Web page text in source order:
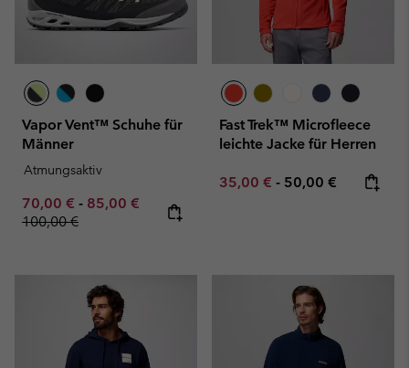
Vapor Vent™ Schuhe für
Männer
Atmungsaktiv
Minimum sale price:
70,00 € - Maximum sale price:
85,00 € Regular price:
100,00 €
Fast Trek™ Microfleece
leichte Jacke für Herren
Minimum sale price:
35,00 € - Maximum price:
50,00 €